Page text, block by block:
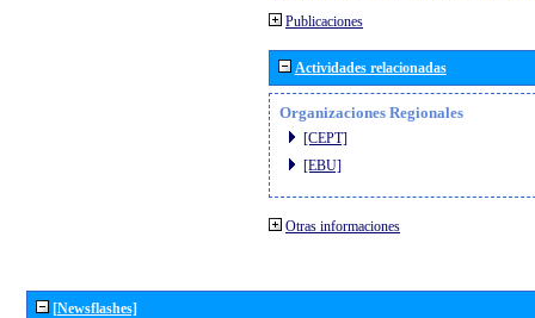
Publicaciones
Actividades relacionadas
Organizaciones Regionales
[CEPT]
[EBU]
Otras informaciones
[Newsflashes]